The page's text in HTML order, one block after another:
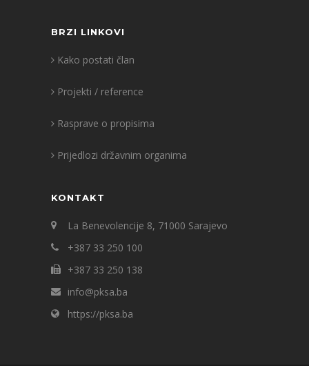
BRZI LINKOVI
Kako postati član
Projekti / reference
Rasprave o propisima
Prijedlozi državnim organima
KONTAKT
La Benevolencije 8, 71000 Sarajevo
+387 33 250 100
+387 33 250 138
info@pksa.ba
https://pksa.ba